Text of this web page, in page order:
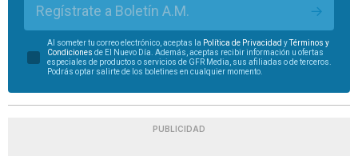
Regístrate a Boletín A.M.
Al someter tu correo electrónico, aceptas la Política de Privacidad yTérminos y
Condiciones de El Nuevo Día. Además, aceptas recibir información u ofertas
especiales de productos o servicios de GFR Media, sus afiliadas o de terceros.
Podrás optar salirte de los boletines en cualquier momento.
PUBLICIDAD